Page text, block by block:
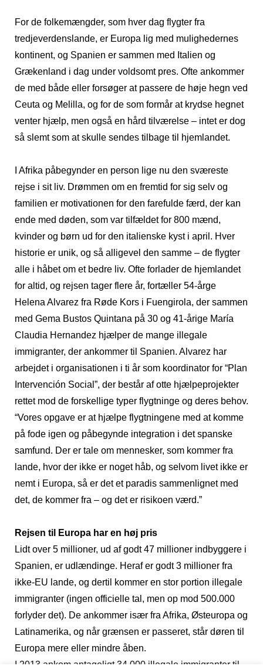
For de folkemængder, som hver dag flygter fra
tredjeverdenslande, er Europa lig med mulighedernes
kontinent, og Spanien er sammen med Italien og
Grækenland i dag under voldsomt pres. Ofte ankommer
de med både eller forsøger at passere de høje hegn ved
Ceuta og Melilla, og for de som formår at krydse hegnet
venter hjælp, men også en hård tilværelse – intet er dog
så slemt som at skulle sendes tilbage til hjemlandet.
I Afrika påbegynder en person lige nu den sværeste
rejse i sit liv. Drømmen om en fremtid for sig selv og
familien er motivationen for den farefulde færd, der kan
ende med døden, som var tilfældet for 800 mænd,
kvinder og børn ud for den italienske kyst i april. Hver
historie er unik, og så alligevel den samme – de flygter
alle i håbet om et bedre liv. Ofte forlader de hjemlandet
for altid, og rejsen tager flere år, fortæller 54-årge
Helena Alvarez fra Røde Kors i Fuengirola, der sammen
med Gema Bustos Quintana på 30 og 41-årige María
Claudia Hernandez hjælper de mange illegale
immigranter, der ankommer til Spanien. Alvarez har
arbejdet i organisationen i ti år som koordinator for “Plan
Intervención Social”, der består af otte hjælpeprojekter
rettet mod de forskellige typer flygtninge og deres behov.
“Vores opgave er at hjælpe flygtningene med at komme
på fode igen og påbegynde integration i det spanske
samfund. Der er tale om mennesker, som kommer fra
lande, hvor der ikke er noget håb, og selvom livet ikke er
nemt i Europa, så er det et paradis sammenlignet med
det, de kommer fra – og det er risikoen værd.”
Rejsen til Europa har en høj pris
Lidt over 5 millioner, ud af godt 47 millioner indbyggere i
Spanien, er udlændinge. Heraf er godt 3 millioner fra
ikke-EU lande, og dertil kommer en stor portion illegale
immigranter (ingen officielle tal, men op mod 500.000
forlyder det). De ankommer især fra Afrika, Østeuropa og
Latinamerika, og når grænsen er passeret, står døren til
Europa mere eller mindre åben.
I 2013 ankom antageligt 34.000 illegale immigranter til